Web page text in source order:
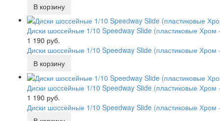
Диски шоссейные 1/10 Speedway Slide (пластиковые
1 190 руб.
Диски шоссейные 1/10 Speedway Slide (пластиковые
Диски шоссейные 1/10 Speedway Slide (пластиковые
1 190 руб.
Диски шоссейные 1/10 Speedway Slide (пластиковые